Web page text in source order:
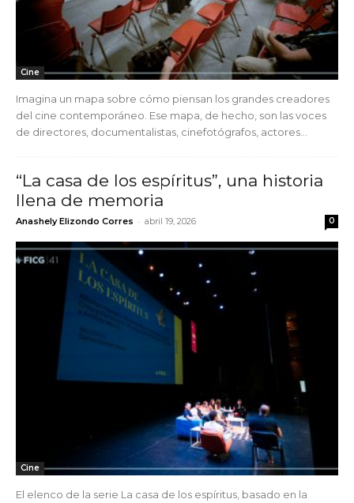
Cine
Imagina un mapa sobre cómo piensan los grandes creadores
del cine contemporáneo. Ese mapa, de hecho, son las voces
de directores, documentalistas, cinefotógrafos, actores...
“La casa de los espíritus”, una historia
llena de memoria
Anashely Elizondo Corres - abril 19, 2026 0
Cine
El elenco de la serie La casa de los espíritus, basado en la